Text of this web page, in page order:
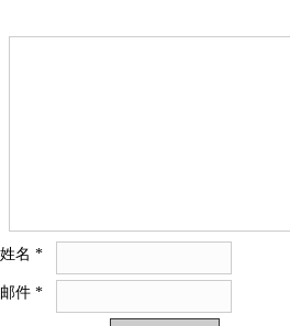
姓名 *
邮件 *